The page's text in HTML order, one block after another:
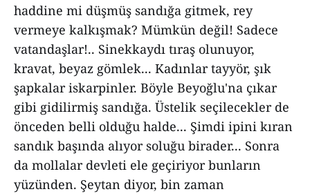
haddine mi düşmüş sandığa gitmek, rey
vermeye kalkışmak? Mümkün değil! Sadece
vatandaşlar!.. Sinekkaydı tıraş olunuyor,
kravat, beyaz gömlek... Kadınlar tayyör, şık
şapkalar iskarpinler. Böyle Beyoğlu'na çıkar
gibi gidilirmiş sandığa. Üstelik seçilecekler de
önceden belli olduğu halde... Şimdi ipini kıran
sandık başında alıyor soluğu birader... Sonra
da mollalar devleti ele geçiriyor bunların
yüzünden. Şeytan diyor, bin zaman